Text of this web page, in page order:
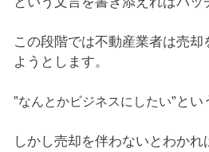
この段階では不動産業者は売却
ようとします。
”なんとかビジネスにしたい”とい
しかし売却を伴わないとわか